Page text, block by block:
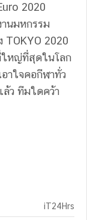
2020
นมหกรรม
TOKYO 2020
ใหญ่ที่สุดในโลก
าใจคอกีฬาทั่ว
ล้ว ทีมใดคว้า
iT24Hrs